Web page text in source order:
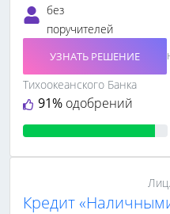
без
поручителей
91% одобрений
УЗНАТЬ РЕШЕНИЕ
Тихоокеанского Банка
Кредит